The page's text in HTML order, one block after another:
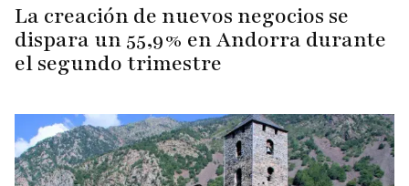
La creación de nuevos negocios se
dispara un 55,9% en Andorra durante
el segundo trimestre